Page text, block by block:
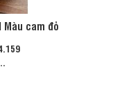
Màu cam đỏ